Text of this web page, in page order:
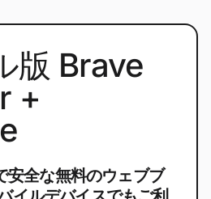
版 Brave
+
安全な無料のウェブブ